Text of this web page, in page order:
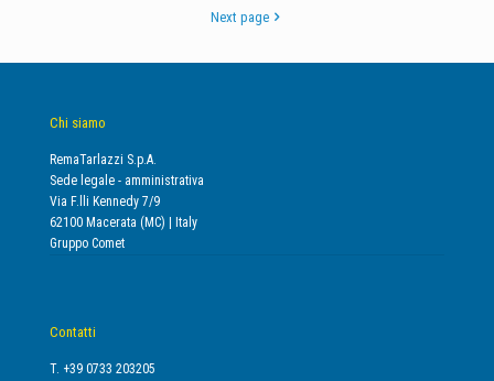
Next page
Chi siamo
RemaTarlazzi S.p.A.
Sede legale - amministrativa
Via F.lli Kennedy 7/9
62100 Macerata (MC) | Italy
Gruppo Comet
Contatti
T. +39 0733 203205